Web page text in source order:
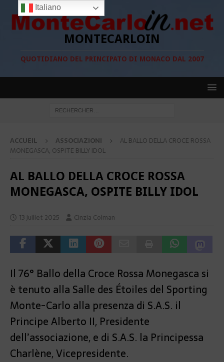
MONTECARLOIN
QUOTIDIANO DEL PRINCIPATO DI MONACO DAL 2007
ACCUEIL ASSOCIAZIONI
AL BALLO DELLA CROCE ROSSA
MONEGASCA, OSPITE BILLY IDOL
AL BALLO DELLA CROCE ROSSA
MONEGASCA, OSPITE BILLY IDOL
13 juillet 2025 Cinzia Colman
Il 76° Ballo della Croce Rossa Monegasca si
è tenuto alla Salle des Étoiles del Sporting
Monte-Carlo alla presenza di S.A.S. il
Principe Alberto II, Presidente
dell’associazione, e di S.A.S. la Principessa
Charlène, Vicepresidente.
Italiano